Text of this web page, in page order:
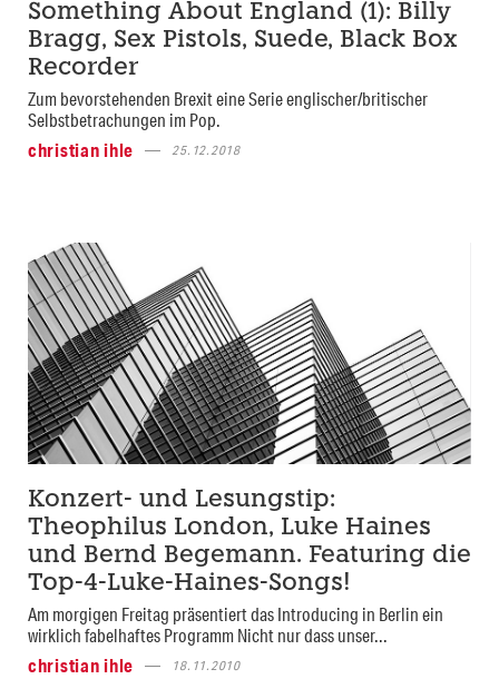
Something About England (1): Billy
Bragg, Sex Pistols, Suede, Black Box
Recorder
Zum bevorstehenden Brexit eine Serie englischer/britischer
Selbstbetrachungen im Pop.
christian ihle
25.12.2018
Konzert- und Lesungstip:
Theophilus London, Luke Haines
und Bernd Begemann. Featuring die
Top-4-Luke-Haines-Songs!
Am morgigen Freitag präsentiert das Introducing in Berlin ein
wirklich fabelhaftes Programm Nicht nur dass unser...
christian ihle
18.11.2010